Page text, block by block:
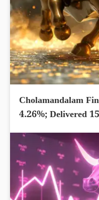
Cholamandalam
4.26%; Delivered